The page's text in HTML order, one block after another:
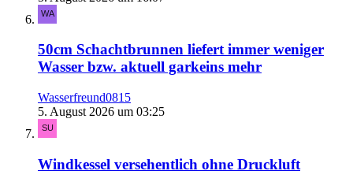
50cm Schachtbrunnen liefert immer weniger
Wasser bzw. aktuell garkeins mehr
Wasserfreund0815
5. August 2026 um 03:25
Windkessel versehentlich ohne Druckluft